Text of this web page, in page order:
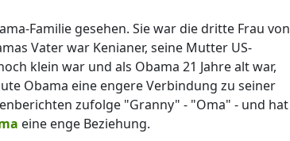
Familie gesehen. Sie war die dritte Frau von
Vater war Kenianer, seine Mutter US-
klein war und als Obama 21 Jahre alt war,
Obama eine engere Verbindung zu seiner
zufolge "Granny" - "Oma" - und hat
eine enge Beziehung.